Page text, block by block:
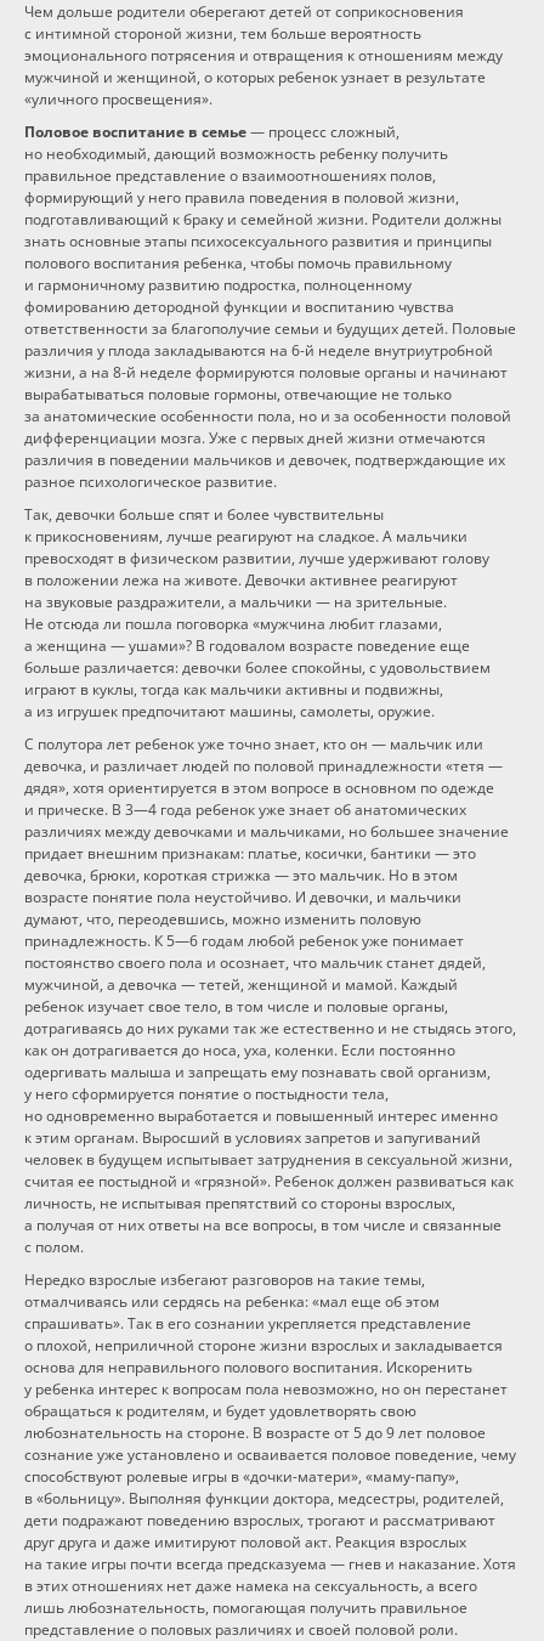
Чем дольше родители оберегают детей от соприкосновения
с интимной стороной жизни, тем больше вероятность
эмоционального потрясения и отвращения к отношениям между
мужчиной и женщиной, о которых ребенок узнает в результате
«уличного просвещения».
Половое воспитание в семье— процесс сложный,
но необходимый, дающий возможность ребенку получить
правильное представление о взаимоотношениях полов,
формирующий у него правила поведения в половой жизни,
подготавливающий к браку и семейной жизни. Родители должны
знать основные этапы психосексуального развития и принципы
полового воспитания ребенка, чтобы помочь правильному
и гармоничному развитию подростка, полноценному
фомированию детородной функции и воспитанию чувства
ответственности за благополучие семьи и будущих детей. Половые
различия у плода закладываются на 6-й неделе внутриутробной
жизни, а на 8-й неделе формируются половые органы и начинают
вырабатываться половые гормоны, отвечающие не только
за анатомические особенности пола, но и за особенности половой
дифференциации мозга. Уже с первых дней жизни отмечаются
различия в поведении мальчиков и девочек, подтверждающие их
разное психологическое развитие.
Так, девочки больше спят и более чувствительны
к прикосновениям, лучше реагируют на сладкое. А мальчики
превосходят в физическом развитии, лучше удерживают голову
в положении лежа на животе. Девочки активнее реагируют
на звуковые раздражители, а мальчики — на зрительные.
Не отсюда ли пошла поговорка «мужчина любит глазами,
а женщина — ушами»? В годовалом возрасте поведение еще
больше различается: девочки более спокойны, с удовольствием
играют в куклы, тогда как мальчики активны и подвижны,
а из игрушек предпочитают машины, самолеты, оружие.
С полутора лет ребенок уже точно знает, кто он — мальчик или
девочка, и различает людей по половой принадлежности «тетя —
дядя», хотя ориентируется в этом вопросе в основном по одежде
и прическе. В 3—4 года ребенок уже знает об анатомических
различиях между девочками и мальчиками, но большее значение
придает внешним признакам: платье, косички, бантики — это
девочка, брюки, короткая стрижка — это мальчик. Но в этом
возрасте понятие пола неустойчиво. И девочки, и мальчики
думают, что, переодевшись, можно изменить половую
принадлежность. К 5—6 годам любой ребенок уже понимает
постоянство своего пола и осознает, что мальчик станет дядей,
мужчиной, а девочка — тетей, женщиной и мамой. Каждый
ребенок изучает свое тело, в том числе и половые органы,
дотрагиваясь до них руками так же естественно и не стыдясь этого,
как он дотрагивается до носа, уха, коленки. Если постоянно
одергивать малыша и запрещать ему познавать свой организм,
у него сформируется понятие о постыдности тела,
но одновременно выработается и повышенный интерес именно
к этим органам. Выросший в условиях запретов и запугиваний
человек в будущем испытывает затруднения в сексуальной жизни,
считая ее постыдной и «грязной». Ребенок должен развиваться как
личность, не испытывая препятствий со стороны взрослых,
а получая от них ответы на все вопросы, в том числе и связанные
с полом.
Нередко взрослые избегают разговоров на такие темы,
отмалчиваясь или сердясь на ребенка: «мал еще об этом
спрашивать». Так в его сознании укрепляется представление
о плохой, неприличной стороне жизни взрослых и закладывается
основа для неправильного полового воспитания. Искоренить
у ребенка интерес к вопросам пола невозможно, но он перестанет
обращаться к родителям, и будет удовлетворять свою
любознательность на стороне. В возрасте от 5 до 9 лет половое
сознание уже установлено и осваивается половое поведение, чему
способствуют ролевые игры в «дочки-матери», «маму-папу»,
в «больницу». Выполняя функции доктора, медсестры, родителей,
дети подражают поведению взрослых, трогают и рассматривают
друг друга и даже имитируют половой акт. Реакция взрослых
на такие игры почти всегда предсказуема — гнев и наказание. Хотя
в этих отношениях нет даже намека на сексуальность, а всего
лишь любознательность, помогающая получить правильное
представление о половых различиях и своей половой роли.